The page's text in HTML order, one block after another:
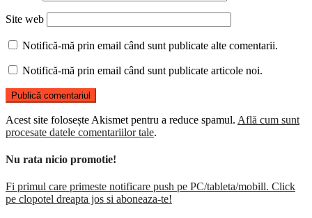
Site web
Notifică-mă prin email când sunt publicate alte comentarii.
Notifică-mă prin email când sunt publicate articole noi.
Acest site folosește Akismet pentru a reduce spamul. Află cum sunt
procesate datele comentariilor tale.
Nu rata nicio promotie!
Fi primul care primeste notificare push pe PC/tableta/mobill. Click
pe clopotel dreapta jos si aboneaza-te!